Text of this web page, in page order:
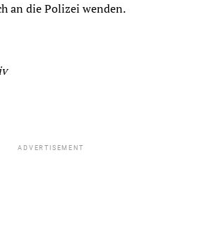
an die Polizei wenden.
ADVERTISEMENT